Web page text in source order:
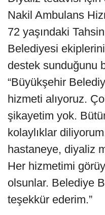
Nakil Ambulans
72 yaşındaki
Belediyesi
destek sunduğunu
“Büyükşehir
hizmeti alıyoruz.
şikayetim yok.
kolaylıklar
hastaneye, diyaliz
Her hizmetimi
olsunlar. Belediye
teşekkür ederim.”